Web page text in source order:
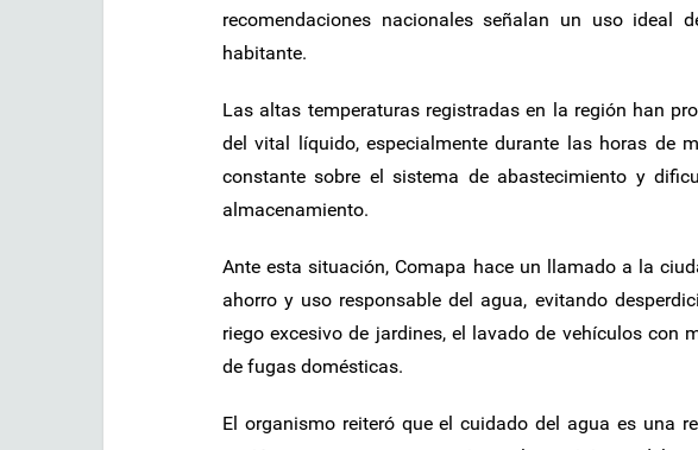
recomendaciones nacionales señalan un uso ideal
habitante.
Las altas temperaturas registradas en la región han
del vital líquido, especialmente durante las horas de
constante sobre el sistema de abastecimiento y
almacenamiento.
Ante esta situación, Comapa hace un llamado a la
ahorro y uso responsable del agua, evitando
riego excesivo de jardines, el lavado de vehículos con
de fugas domésticas.
El organismo reiteró que el cuidado del agua es una